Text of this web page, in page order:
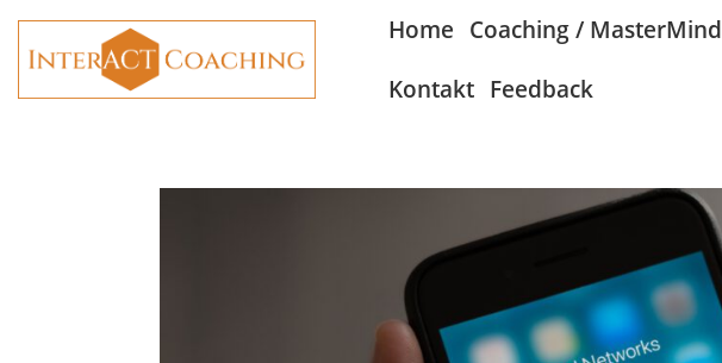
Home Coaching / MasterMind
Kontakt Feedback